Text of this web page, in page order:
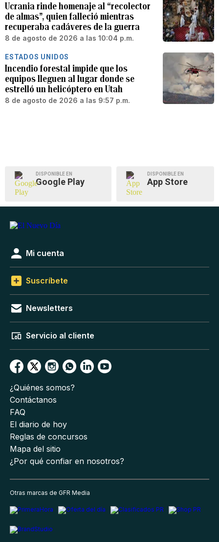
Ucrania rinde homenaje al “recolector
de almas”, quien falleció mientras
recuperaba cadáveres de la guerra
8 de agosto de 2026 a las 10:04 p.m.
ESTADOS UNIDOS
Incendio forestal impide que los
equipos lleguen al lugar donde se
estrelló un helicóptero en Utah
8 de agosto de 2026 a las 9:57 p.m.
DISPONIBLE EN
Google Play
DISPONIBLE EN
App Store
Mi cuenta
Suscríbete
Newsletters
Servicio al cliente
¿Quiénes somos?
Contáctanos
FAQ
El diario de hoy
Reglas de concursos
Mapa del sitio
¿Por qué confiar en nosotros?
Otras marcas de GFR Media